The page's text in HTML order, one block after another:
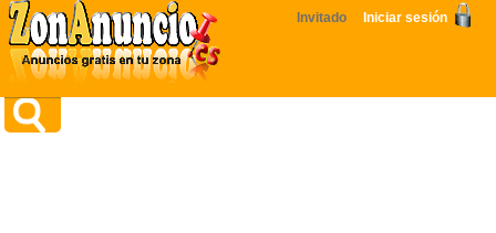
Invitado Iniciar sesión